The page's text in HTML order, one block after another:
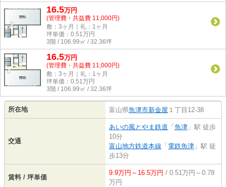
16.5万円
(管理費・共益費 11,000円)
敷：3ヶ月｜礼：1ヶ月
坪単価： 0.51万円
3階 / 106.99㎡ / 32.36坪
16.5万円
(管理費・共益費 11,000円)
敷：3ヶ月｜礼：1ヶ月
坪単価： 0.51万円
3階 / 106.99㎡ / 32.36坪
所在地 富山県魚津市新金屋 １丁目12-38
交通
あいの風とやま鉄道 「 魚津 」駅 徒歩
10分
富山地方鉄道本線 「 電鉄魚津 」駅 徒
歩13分
賃料 / 坪単価
9.9万円～16.5万円 / 0.51万円～0.78
万円